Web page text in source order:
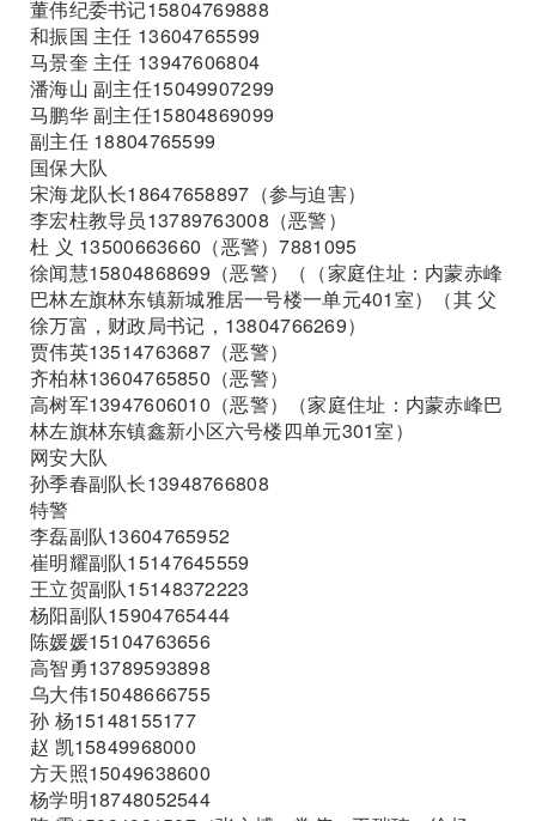
董伟纪委书记15804769888
和振国 主任 13604765599
马景奎 主任 13947606804
潘海山 副主任15049907299
马鹏华 副主任15804869099
副主任 18804765599
国保大队
宋海龙队长18647658897（参与迫害）
李宏柱教导员13789763008（恶警）
杜 义 13500663660（恶警）7881095
徐闻慧15804868699（恶警）（（家庭住址：内蒙赤峰
巴林左旗林东镇新城雅居一号楼一单元401室）（其 父
徐万富，财政局书记，13804766269）
贾伟英13514763687（恶警）
齐柏林13604765850（恶警）
高树军13947606010（恶警）（家庭住址：内蒙赤峰巴
林左旗林东镇鑫新小区六号楼四单元301室）
网安大队
孙季春副队长13948766808
特警
李磊副队13604765952
崔明耀副队15147645559
王立贺副队15148372223
杨阳副队15904765444
陈媛媛15104763656
高智勇13789593898
乌大伟15048666755
孙 杨15148155177
赵 凯15849968000
方天照15049638600
杨学明18748052544